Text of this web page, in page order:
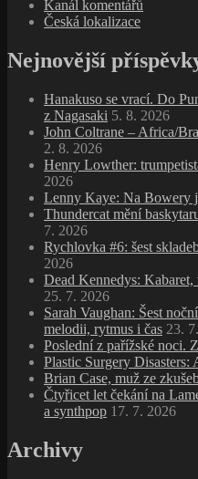
Kanál komentářů
Česká lokalizace
Nejnovější
Hanakuso se vrací. Do
z Nagasaki 5. 8. 2026
John Coltrane – Africa/
2. 8. 2026
Henry Lowther:
2026
Lenny Kaye: Na Bowery
Thundercat mění
7. 2026
Rychlovka #6: šest
2026
Dead Kennedys: Kabaret,
25. 7. 2026
Sarah Vaughan: Šest
melodii, rytmus i čas 23.
Poslední z pařížské noci.
Plastic Surgery Disasters:
Brian Case, muž ze
Čtyřicet let čekání na
a synthpop 17. 7. 2026
Archivy